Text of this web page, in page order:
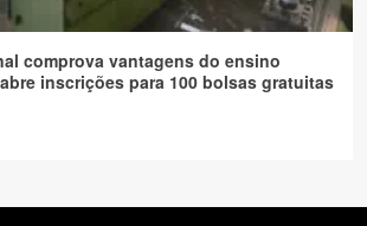
comprova vantagens do ensino
inscrições para 100 bolsas gratuitas